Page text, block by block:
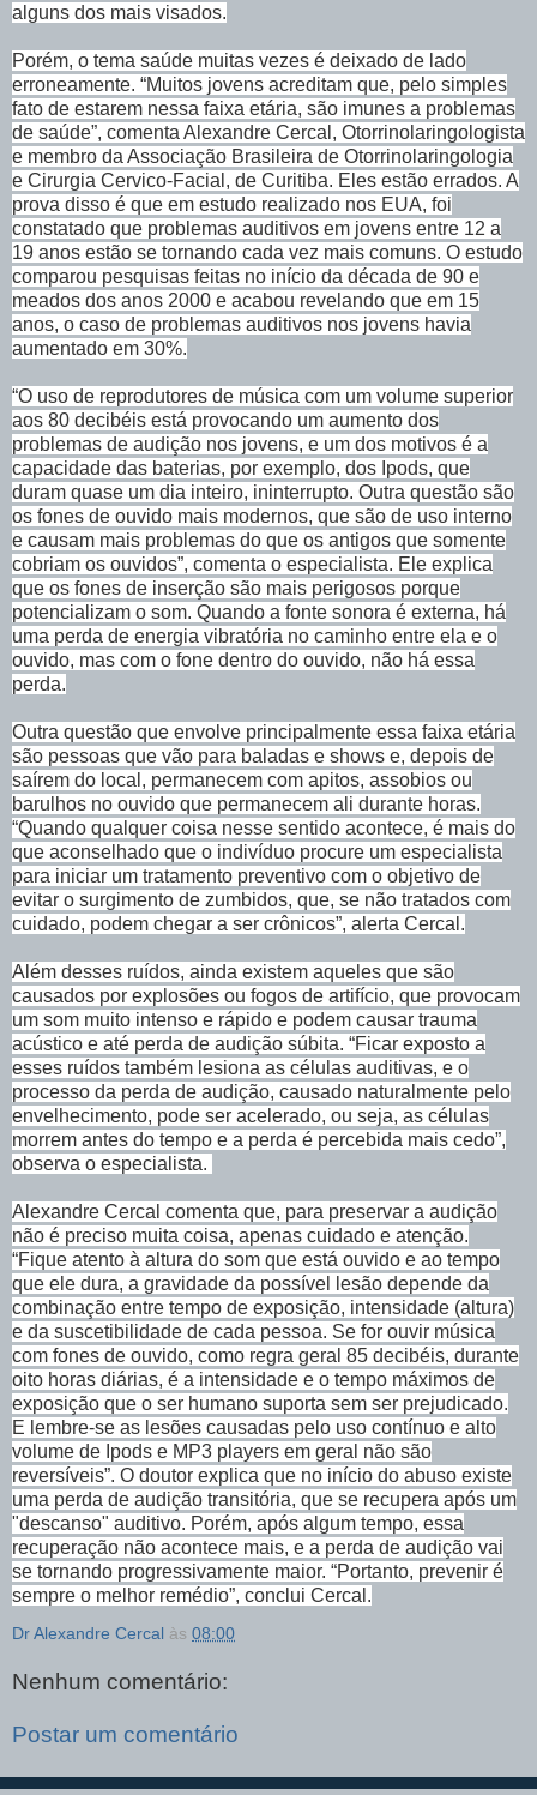
alguns dos mais visados.
Porém, o tema saúde muitas vezes é deixado de lado
erroneamente. “Muitos jovens acreditam que, pelo simples
fato de estarem nessa faixa etária, são imunes a problemas
de saúde”, comenta Alexandre Cercal, Otorrinolaringologista
e membro da Associação Brasileira de Otorrinolaringologia
e Cirurgia Cervico-Facial, de Curitiba. Eles estão errados. A
prova disso é que em estudo realizado nos EUA, foi
constatado que problemas auditivos em jovens entre 12 a
19 anos estão se tornando cada vez mais comuns. O estudo
comparou pesquisas feitas no início da década de 90 e
meados dos anos 2000 e acabou revelando que em 15
anos, o caso de problemas auditivos nos jovens havia
aumentado em 30%.
“O uso de reprodutores de música com um volume superior
aos 80 decibéis está provocando um aumento dos
problemas de audição nos jovens, e um dos motivos é a
capacidade das baterias, por exemplo, dos Ipods, que
duram quase um dia inteiro, ininterrupto. Outra questão são
os fones de ouvido mais modernos, que são de uso interno
e causam mais problemas do que os antigos que somente
cobriam os ouvidos”, comenta o especialista. Ele explica
que os fones de inserção são mais perigosos porque
potencializam o som. Quando a fonte sonora é externa, há
uma perda de energia vibratória no caminho entre ela e o
ouvido, mas com o fone dentro do ouvido, não há essa
perda.
Outra questão que envolve principalmente essa faixa etária
são pessoas que vão para baladas e shows e, depois de
saírem do local, permanecem com apitos, assobios ou
barulhos no ouvido que permanecem ali durante horas.
“Quando qualquer coisa nesse sentido acontece, é mais do
que aconselhado que o indivíduo procure um especialista
para iniciar um tratamento preventivo com o objetivo de
evitar o surgimento de zumbidos, que, se não tratados com
cuidado, podem chegar a ser crônicos”, alerta Cercal.
Além desses ruídos, ainda existem aqueles que são
causados por explosões ou fogos de artifício, que provocam
um som muito intenso e rápido e podem causar trauma
acústico e até perda de audição súbita. “Ficar exposto a
esses ruídos também lesiona as células auditivas, e o
processo da perda de audição, causado naturalmente pelo
envelhecimento, pode ser acelerado, ou seja, as células
morrem antes do tempo e a perda é percebida mais cedo”,
observa o especialista.
Alexandre Cercal comenta que, para preservar a audição
não é preciso muita coisa, apenas cuidado e atenção.
“Fique atento à altura do som que está ouvido e ao tempo
que ele dura, a gravidade da possível lesão depende da
combinação entre tempo de exposição, intensidade (altura)
e da suscetibilidade de cada pessoa. Se for ouvir música
com fones de ouvido, como regra geral 85 decibéis, durante
oito horas diárias, é a intensidade e o tempo máximos de
exposição que o ser humano suporta sem ser prejudicado.
E lembre-se as lesões causadas pelo uso contínuo e alto
volume de Ipods e MP3 players em geral não são
reversíveis”. O doutor explica que no início do abuso existe
uma perda de audição transitória, que se recupera após um
"descanso" auditivo. Porém, após algum tempo, essa
recuperação não acontece mais, e a perda de audição vai
se tornando progressivamente maior. “Portanto, prevenir é
sempre o melhor remédio”, conclui Cercal.
Dr Alexandre Cercal às 08:00
Nenhum comentário:
Postar um comentário